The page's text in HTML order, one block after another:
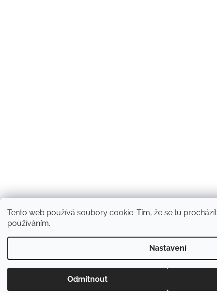
Tento web používá soubory cookie. Tím, že se tu
používáním.
Nastavení
Odmítnout